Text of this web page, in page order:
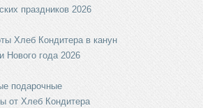
праздников 2026
Хлеб Кондитера в канун
Нового года 2026
подарочные
от Хлеб Кондитера